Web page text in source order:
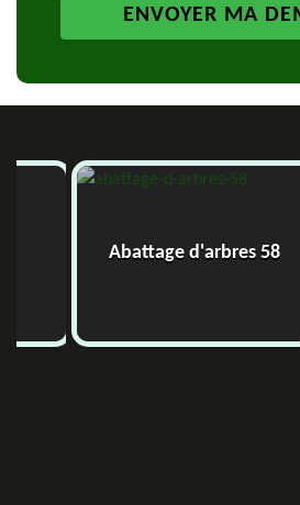
Abattage d'arbres 58